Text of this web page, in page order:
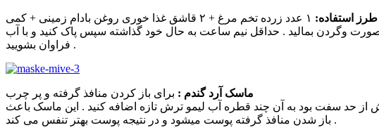
استفاده:
۱ عدد زرده تخم مرغ + ۲ قاشق غذا خوری روغن بادام زمینی + کمی
وگردن بمالید . حداقل نیم ساعت به حال خود گذاشته سپس پاک کنید و با آب
فراوان بشویید .
ماسک آرد گندم : برای باز کردن منافذ گرفته و پر چرب
خمیر بیش از حد سفت بود به آن چند قطره آب لیمو ترش تازه اضافه کنید . این ماسک باعث
باز شدن منافذ گرفته پوست میشود و در نتیجه پوست بهتر تنفس می کند .